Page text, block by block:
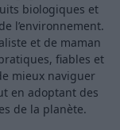
biologiques et
l’environnement.
et de maman
fiables et
mieux naviguer
en adoptant des
de la planète.